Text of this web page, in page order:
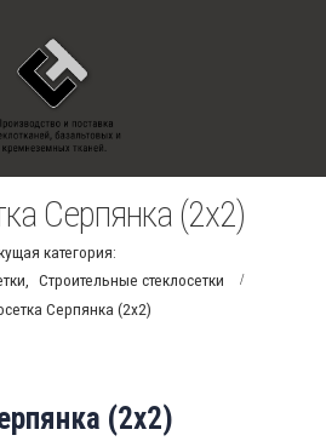
Серпянка (2х2)
категория:
Строительные стеклосетки
Серпянка (2х2)
(2х2)